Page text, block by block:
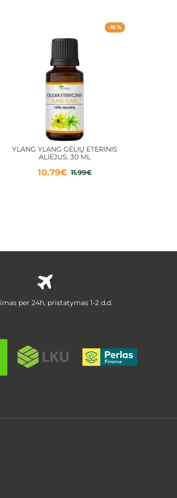
-10 %
YLANG YLANG GĖLIŲ ETERINIS
ALIEJUS, 30 ML
10.79€ 11.99€
per 24h, pristatymas 1-2 d.d.